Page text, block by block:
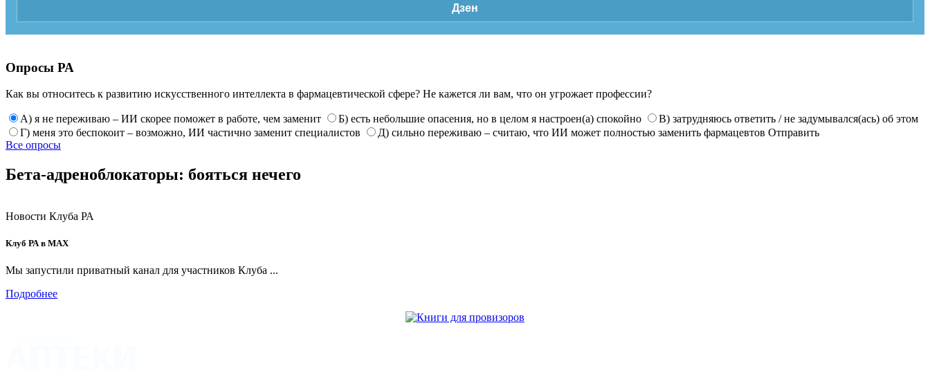
Дзен
Опросы РА
Как вы относитесь к развитию искусственного интеллекта в фармацевтической сфере? Не кажется ли вам, что он угрожает профессии?
А) я не переживаю – ИИ скорее поможет в работе, чем заменит Б) есть небольшие опасения, но в целом я настроен(а) спокойно
В) затрудняюсь ответить / не задумывался(ась) об этом
Г) меня это беспокоит – возможно, ИИ частично заменит специалистов
Д) сильно переживаю – считаю, что ИИ может полностью заменить фармацевтов Отправить
Все опросы
Бета-адреноблокаторы: бояться нечего
Новости Клуба РА
Клуб РА в MAX
Мы запустили приватный канал для участников Клуба ...
Подробнее